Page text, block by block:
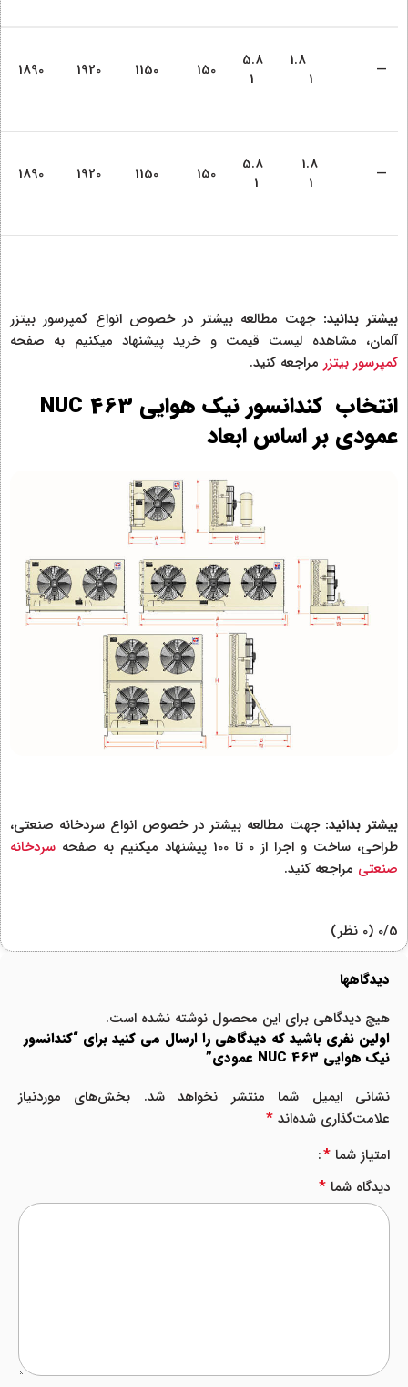
—
150
1150
1920
1890
—
150
1150
1920
1890
بیشتر بدانید: جهت مطالعه بیشتر در خصوص انواع کمپرسور بیتزر
آلمان، مشاهده لیست قیمت و خرید پیشنهاد میکنیم به صفحه
کمپرسور بیتزر مراجعه کنید.
انتخاب کندانسور نیک هوایی NUC 463
عمودی بر اساس ابعاد
بیشتر بدانید: جهت مطالعه بیشتر در خصوص انواع سردخانه صنعتی،
طراحی، ساخت و اجرا از 0 تا 100 پیشنهاد میکنیم به صفحه
سردخانه
صنعتی مراجعه کنید.
‫0/5 ‫(0 نظر)
دیدگاهها
هیچ دیدگاهی برای این محصول نوشته نشده است.
اولین نفری باشید که دیدگاهی را ارسال می کنید برای “کندانسور
نیک هوایی NUC 463 عمودی”
نشانی ایمیل شما منتشر نخواهد شد.
بخش‌های موردنیاز
علامت‌گذاری شده‌اند *
امتیاز شما *
دیدگاه شما *